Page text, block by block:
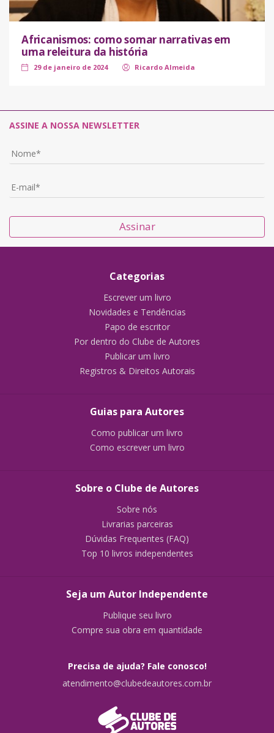
Africanismos: como somar narrativas em
uma releitura da história
29 de janeiro de 2024 Ricardo Almeida
ASSINE A NOSSA NEWSLETTER
Assinar
Categorias
Escrever um livro
Novidades e Tendências
Papo de escritor
Por dentro do Clube de Autores
Publicar um livro
Registros & Direitos Autorais
Guias para Autores
Como publicar um livro
Como escrever um livro
Sobre o Clube de Autores
Sobre nós
Livrarias parceiras
Dúvidas Frequentes (FAQ)
Top 10 livros independentes
Seja um Autor Independente
Publique seu livro
Compre sua obra em quantidade
Precisa de ajuda? Fale conosco!
atendimento@clubedeautores.com.br